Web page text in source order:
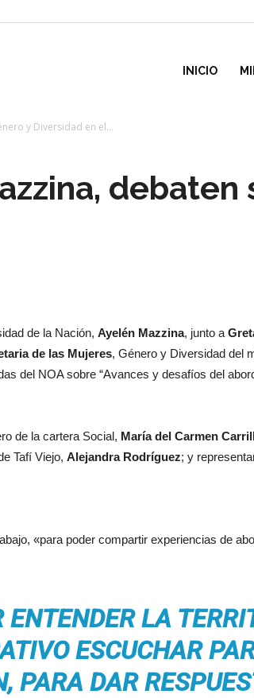
INICIO
y Diversidad en el...
debaten
de la Nación, Ayelén Mazzina, junto a
de las Mujeres, Género y Diversidad del
del NOA sobre “Avances y desafíos del
de la cartera Social, María del Carmen
Tafí Viejo, Alejandra Rodríguez; y
«para poder compartir experiencias de
ENTENDER LA
ESCUCHAR
PARA DAR